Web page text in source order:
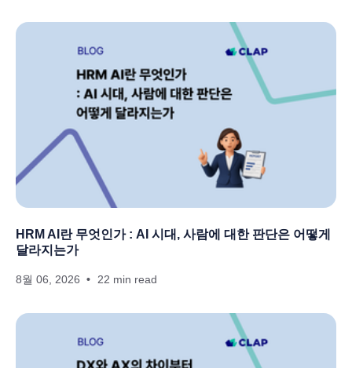
HRM AI란 무엇인가 : AI 시대, 사람에 대한 판단은 어떻게
달라지는가
8월 06, 2026 22 min read